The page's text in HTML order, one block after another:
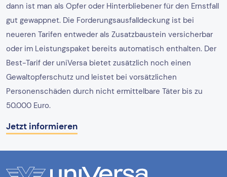
dann ist man als Opfer oder Hinterbliebener für den Ernstfall
gut gewappnet. Die Forderungsausfalldeckung ist bei
neueren Tarifen entweder als Zusatzbaustein versicherbar
oder im Leistungspaket bereits automatisch enthalten. Der
Best-Tarif der uniVersa bietet zusätzlich noch einen
Gewaltopferschutz und leistet bei vorsätzlichen
Personenschäden durch nicht ermittelbare Täter bis zu
50.000 Euro.
Jetzt informieren